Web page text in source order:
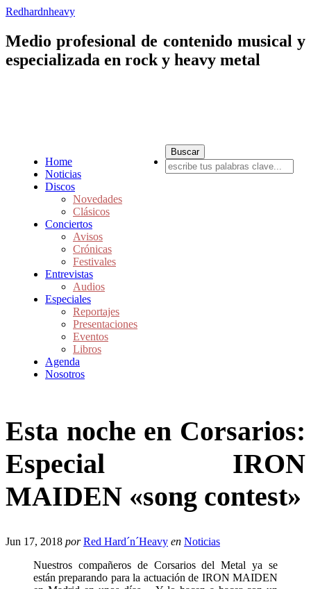
Redhardnheavy
Medio profesional de contenido musical y
especializada en rock y heavy metal
Home
Noticias
Discos
Novedades
Clásicos
Conciertos
Avisos
Crónicas
Festivales
Entrevistas
Audios
Especiales
Reportajes
Presentaciones
Eventos
Libros
Agenda
Nosotros
Esta noche en Corsarios:
Especial IRON
MAIDEN «song contest»
Jun 17, 2018 por Red Hard´n´Heavy en Noticias
Nuestros compañeros de Corsarios del Metal ya se
están preparando para la actuación de IRON MAIDEN